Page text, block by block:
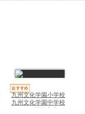
九州文化学園小学校
九州文化学園中学校
2022 学校案内